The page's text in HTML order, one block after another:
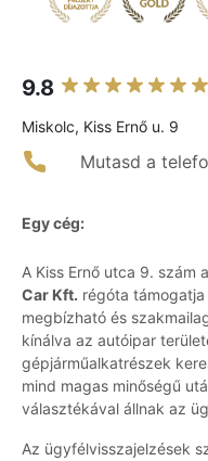
9.8
Miskolc, Kiss Ernő u. 9
Mutasd a
Egy cég:
A Kiss Ernő utca 9. szám
Car Kft. régóta
megbízható és
kínálva az autóipar
gépjárműalkatrészek
mind magas minőségű
választékával állnak az
Az ügyfélvisszajelzések